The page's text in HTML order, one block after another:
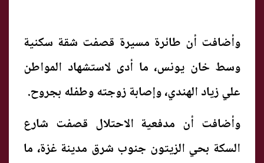
وأضافت أن طائرة مسيرة قصفت شقة سكنية
وسط خان يونس، ما أدى لاستشهاد المواطن
علي زياد الهندي، وإصابة زوجته وطفله بجروح.
وأضافت أن مدفعية الاحتلال قصفت شارع
السكة بحي الزيتون جنوب شرق مدينة غزة، ما